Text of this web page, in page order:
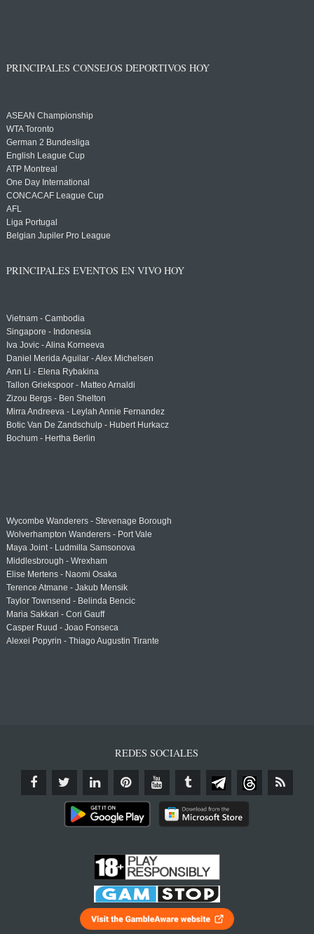
PRINCIPALES CONSEJOS DEPORTIVOS HOY
ASEAN Championship
WTA Toronto
German 2 Bundesliga
English League Cup
ATP Montreal
One Day International
CONCACAF League Cup
AFL
Liga Portugal
Belgian Jupiler Pro League
PRINCIPALES EVENTOS EN VIVO HOY
Vietnam - Cambodia
Singapore - Indonesia
Iva Jovic - Alina Korneeva
Daniel Merida Aguilar - Alex Michelsen
Ann Li - Elena Rybakina
Tallon Griekspoor - Matteo Arnaldi
Zizou Bergs - Ben Shelton
Mirra Andreeva - Leylah Annie Fernandez
Botic Van De Zandschulp - Hubert Hurkacz
Bochum - Hertha Berlin
Wycombe Wanderers - Stevenage Borough
Wolverhampton Wanderers - Port Vale
Maya Joint - Ludmilla Samsonova
Middlesbrough - Wrexham
Elise Mertens - Naomi Osaka
Terence Atmane - Jakub Mensik
Taylor Townsend - Belinda Bencic
Maria Sakkari - Cori Gauff
Casper Ruud - Joao Fonseca
Alexei Popyrin - Thiago Augustin Tirante
REDES SOCIALES